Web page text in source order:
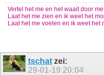
Vertel het me en het waait door me
Laat het me zien en ik weet het
Laat het me voelen en ik weet het
tschat zei:
29-01-19 20:04